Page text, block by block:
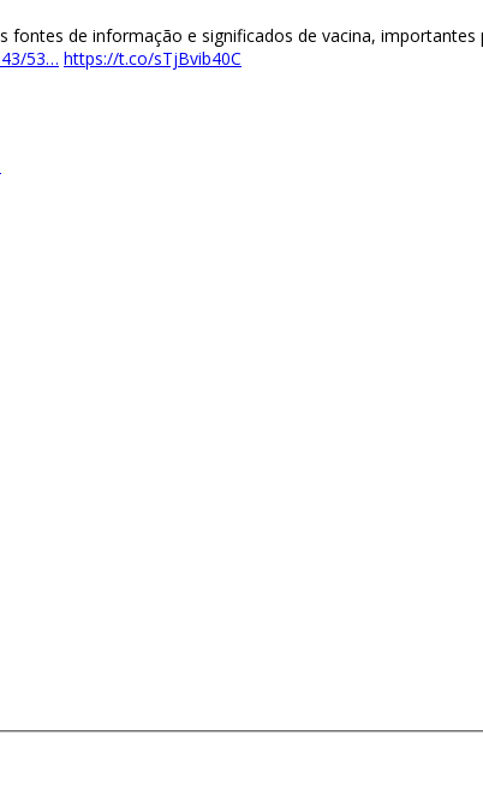
de informação e significados de vacina,
53… https://t.co/sTjBvib40C